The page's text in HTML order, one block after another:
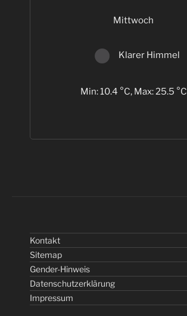
Mittwoch
Klarer Himmel
Min: 10.4 °C, Max: 25.5 °C
Kontakt
Sitemap
Gender-Hinweis
Datenschutzerklärung
Impressum